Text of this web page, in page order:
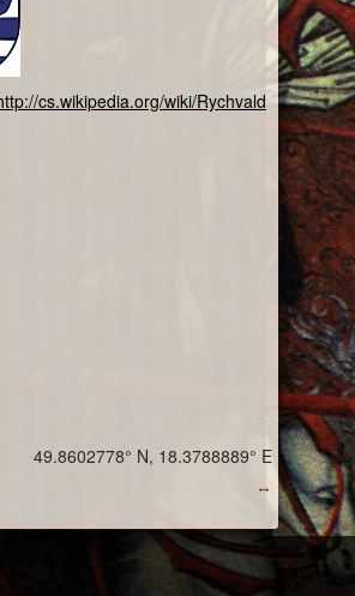
cs.wikipedia.org/wiki/Rychvald
↔
49.8602778° N, 18.3788889° E